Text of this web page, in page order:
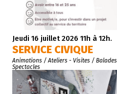
Jeudi 16 juillet 2026 11h à 12h.
SERVICE CIVIQUE
Animations / Ateliers - Visites / Balades
Spectacles